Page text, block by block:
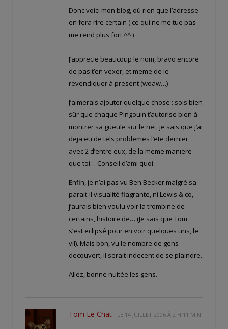
Donc voici mon blog, où rien que l’adresse
en fera rire certain ( ce qui ne me tue pas
me rend plus fort ^^ )
J’apprecie beaucoup le nom, bravo encore
de pas t’en vexer, et meme de le
revendiquer à present (woaw…)
J’aimerais ajouter quelque chose : sois bien
sûr que chaque Pingouin t’autorise bien à
montrer sa gueule sur le net, je sais que j’ai
deja eu de tels problemes l’ete dernier
avec 2 d’entre eux, de la meme maniere
que toi… Conseil d’ami quoi.
Enfin, je n’ai pas vu Ben Becker malgré sa
parait-il visualité flagrante, ni Lewis & co,
j’aurais bien voulu voir la trombine de
certains, histoire de… (Je sais que Tom
s’est eclipsé pour en voir quelques uns, le
vil). Mais bon, vu le nombre de gens
decouvert, il serait indecent de se plaindre.
Allez, bonne nuitée les gens.
Tom Le Chat LE 14 JUILLET 2006 À 2 H 11 MIN